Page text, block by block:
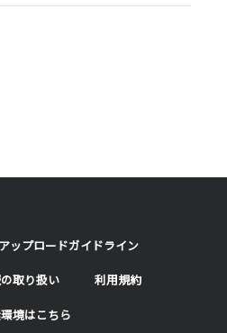
アップロードガイドライン
取り扱い 利用規約
境はこちら